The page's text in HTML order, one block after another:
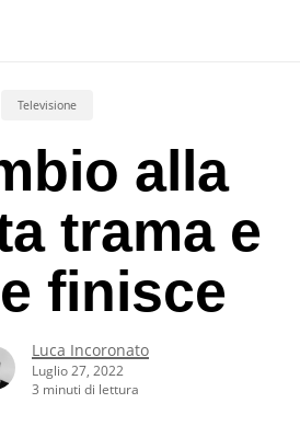
Televisione
alla
trama e
finisce
Luca Incoronato
Luglio 27, 2022
3 minuti di lettura